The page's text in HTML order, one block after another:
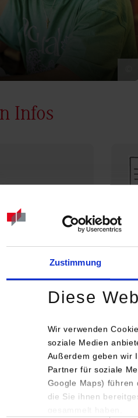
Zustimmung
Diese
Wir verwenden
soziale Medien
Außerdem geben wir
Partner für soziale
Google Maps) führen
die Sie ihnen
Infos
Überblick
für